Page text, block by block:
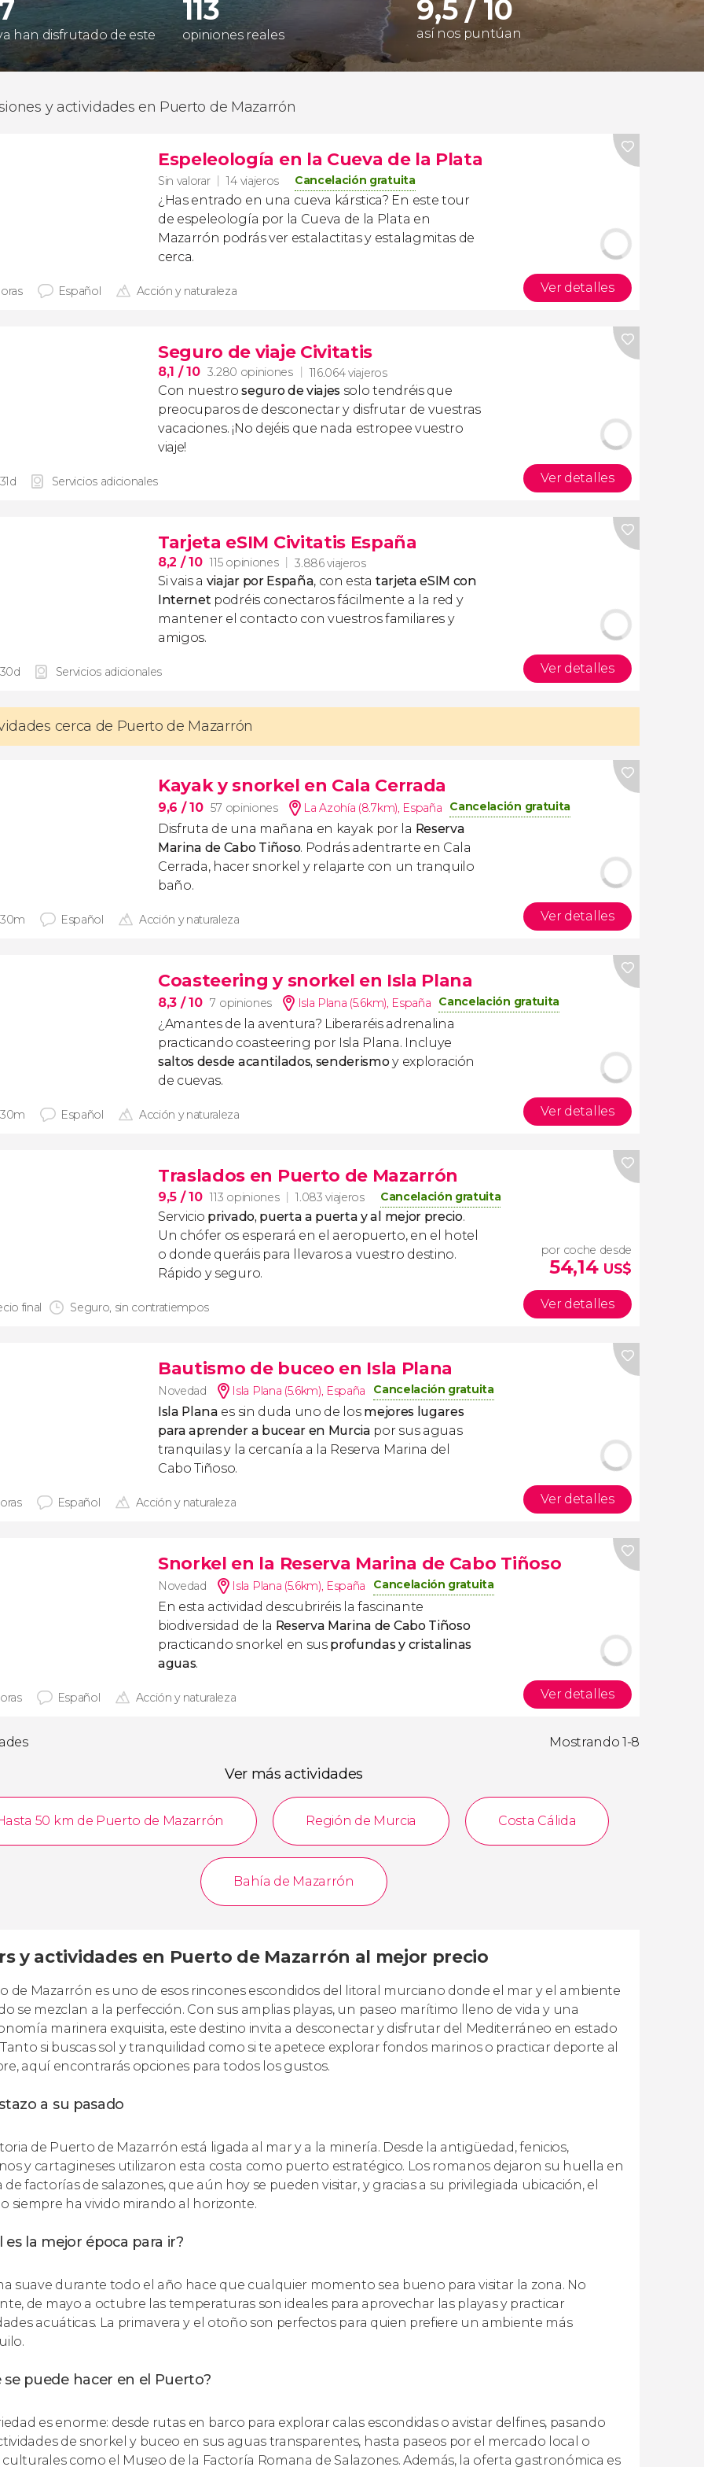
han disfrutado de este
113
opiniones reales
9,5 / 10
así nos puntúan
y actividades en Puerto de Mazarrón
Espeleología en la Cueva de la Plata
Sin valorar 14 viajeros Cancelación gratuita
¿Has entrado en una cueva kárstica? En este tour
de espeleología por la Cueva de la Plata en
Mazarrón podrás ver estalactitas y estalagmitas de
cerca.
Español Acción y naturaleza Ver detalles
Seguro de viaje Civitatis
8,1 / 10 3.280 opiniones 116.064 viajeros
Con nuestroseguro de viajes solo tendréis que
preocuparos de desconectar y disfrutar de vuestras
vacaciones. ¡No dejéis que nada estropee vuestro
viaje!
Servicios adicionales Ver detalles
Tarjeta eSIM Civitatis España
8,2 / 10 115 opiniones 3.886 viajeros
Si vais a viajar por España, con esta tarjeta eSIM con
Internet podréis conectaros fácilmente a la red y
mantener el contacto con vuestros familiares y
amigos.
Servicios adicionales Ver detalles
cerca de Puerto de Mazarrón
Kayak y snorkel en Cala Cerrada
9,6 / 10 57 opiniones La Azohía (8.7km), España Cancelación gratuita
Disfruta de una mañana en kayak por la Reserva
Marina de Cabo Tiñoso. Podrás adentrarte en Cala
Cerrada, hacer snorkel y relajarte con un tranquilo
baño.
Español Acción y naturaleza Ver detalles
Coasteering y snorkel en Isla Plana
8,3 / 10 7 opiniones Isla Plana (5.6km), España Cancelación gratuita
¿Amantes de la aventura? Liberaréis adrenalina
practicando coasteering por Isla Plana. Incluye
saltos desde acantilados, senderismoy exploración
de cuevas.
Español Acción y naturaleza Ver detalles
Traslados en Puerto de Mazarrón
9,5 / 10 113 opiniones 1.083 viajeros Cancelación gratuita
Servicio privado, puerta a puerta y al mejor precio.
Un chófer os esperará en el aeropuerto, en el hotel
o donde queráis para llevaros a vuestro destino.
Rápido y seguro.
final Seguro, sin contratiempos
por coche desde
54,14 US$
Ver detalles
Bautismo de buceo en Isla Plana
Novedad Isla Plana (5.6km), España Cancelación gratuita
Isla Plana es sin duda uno de los mejores lugares
para aprender a bucear en Murcia por sus aguas
tranquilas y la cercanía a la Reserva Marina del
Cabo Tiñoso.
Español Acción y naturaleza Ver detalles
Snorkel en la Reserva Marina de Cabo Tiñoso
Novedad Isla Plana (5.6km), España Cancelación gratuita
En esta actividad descubriréis la fascinante
biodiversidad de la Reserva Marina de Cabo Tiñoso
practicando snorkel en sus profundas y cristalinas
aguas.
Español Acción y naturaleza Ver detalles
Mostrando 1-8
Ver más actividades
50 km de Puerto de Mazarrón Región de Murcia Costa Cálida
Bahía de Mazarrón
y actividades en Puerto de Mazarrón al mejor precio
de Mazarrón es uno de esos rincones escondidos del litoral murciano donde el mar y el ambiente
se mezclan a la perfección. Con sus amplias playas, un paseo marítimo lleno de vida y una
marinera exquisita, este destino invita a desconectar y disfrutar del Mediterráneo en estado
si buscas sol y tranquilidad como si te apetece explorar fondos marinos o practicar deporte al
aquí encontrarás opciones para todos los gustos.
a su pasado
de Puerto de Mazarrón está ligada al mar y a la minería. Desde la antigüedad, fenicios,
y cartagineses utilizaron esta costa como puerto estratégico. Los romanos dejaron su huella en
factorías de salazones, que aún hoy se pueden visitar, y gracias a su privilegiada ubicación, el
siempre ha vivido mirando al horizonte.
es la mejor época para ir?
suave durante todo el año hace que cualquier momento sea bueno para visitar la zona. No
de mayo a octubre las temperaturas son ideales para aprovechar las playas y practicar
acuáticas. La primavera y el otoño son perfectos para quien prefiere un ambiente más
se puede hacer en el Puerto?
es enorme: desde rutas en barco para explorar calas escondidas o avistar delfines, pasando
de snorkel y buceo en sus aguas transparentes, hasta paseos por el mercado local o
culturales como el Museo de la Factoría Romana de Salazones. Además, la oferta gastronómica es